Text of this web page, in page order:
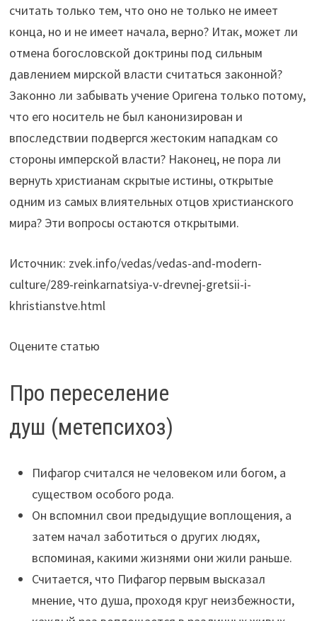
считать только тем, что оно не только не имеет
конца, но и не имеет начала, верно? Итак, может ли
отмена богословской доктрины под сильным
давлением мирской власти считаться законной?
Законно ли забывать учение Оригена только потому,
что его носитель не был канонизирован и
впоследствии подвергся жестоким нападкам со
стороны имперской власти? Наконец, не пора ли
вернуть христианам скрытые истины, открытые
одним из самых влиятельных отцов христианского
мира? Эти вопросы остаются открытыми.
Источник: zvek.info/vedas/vedas-and-modern-
culture/289-reinkarnatsiya-v-drevnej-gretsii-i-
khristianstve.html
Оцените статью
Про переселение
душ (метепсихоз)
Пифагор считался не человеком или богом, а
существом особого рода.
Он вспомнил свои предыдущие воплощения, а
затем начал заботиться о других людях,
вспоминая, какими жизнями они жили раньше.
Считается, что Пифагор первым высказал
мнение, что душа, проходя круг неизбежности,